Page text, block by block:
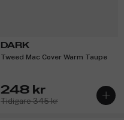
DARK
Tweed Mac Cover Warm Taupe
248 kr
Tidigare 345 kr